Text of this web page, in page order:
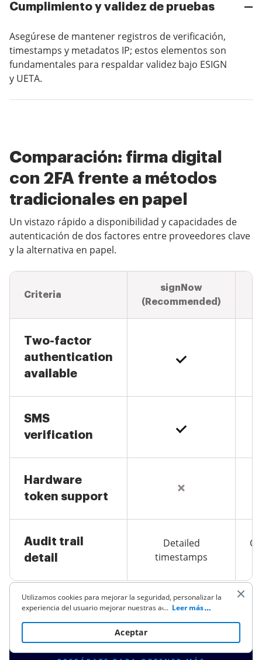
Cumplimiento y validez de pruebas
Asegúrese de mantener registros de verificación,
timestamps y metadatos IP; estos elementos son
fundamentales para respaldar validez bajo ESIGN
y UETA.
Comparación: firma digital
con 2FA frente a métodos
tradicionales en papel
Un vistazo rápido a disponibilidad y capacidades de
autenticación de dos factores entre proveedores clave
y la alternativa en papel.
Criteria
signNow
(Recommended)
Two-factor
authentication
available
SMS
verification
Hardware
token support
Audit trail
detail
Detailed
timestamps
Utilizamos cookies para mejorar la seguridad, personalizar la
experiencia del usuario mejorar nuestras actividades de
terceros) y para otros usos comerciales. Haz clic
leer nuestra política de cookies. Al hacer clic en "Aceptar"
... Leer más
Aceptar